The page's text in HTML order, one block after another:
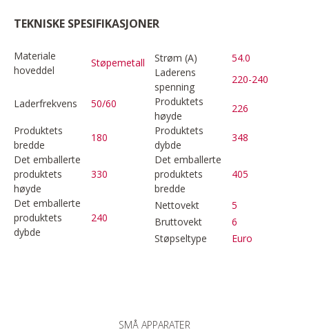
TEKNISKE SPESIFIKASJONER
Materiale
hoveddel
Støpemetall Strøm (A)
54.0
Laderens
spenning
220-240
Laderfrekvens
50/60
Produktets
høyde
226
Produktets
bredde
180
Produktets
dybde
348
Det emballerte
produktets
høyde
330
Det emballerte
produktets
bredde
405
Det emballerte
produktets
dybde
240
Nettovekt
5
Bruttovekt
6
Støpseltype
Euro
SMÅ APPARATER